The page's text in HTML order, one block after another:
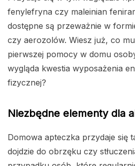
fenylefryna czy maleinian
dostępne są przeważnie w
czy aerozolów. Wiesz już, co
pierwszej pomocy w domu
wygląda kwestia wyposażenia
fizycznej?
Niezbędne elementy dla
Domowa apteczka przydaje się
dojdzie do obrzęku czy